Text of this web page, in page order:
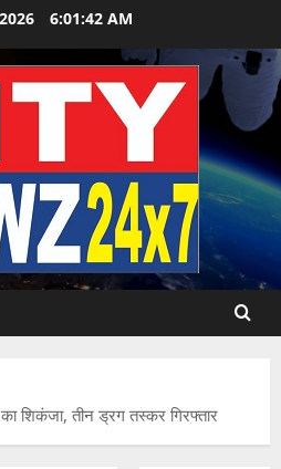
6:01:43 AM
शिकंजा, तीन ड्रग तस्कर गिरफ्तार